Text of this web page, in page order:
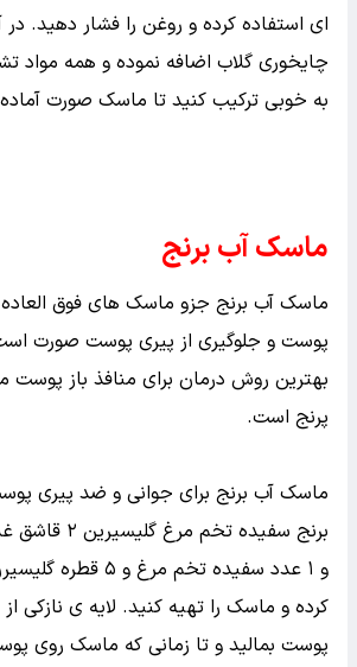
یک لیوان آب سرد
آن اضافه کنید. آن را روی شعله کم بگذارید
نرم شود بگذارید بپزد. آنگاه آب اضافی را
آنگاه یک قاشق غذاخوری از شیر گرم و عسل
کنید. بعد، از یک سوزن برای ایجاد سوراخ
ای استفاده کرده و روغن را فشار دهید.
چایخوری گلاب اضافه نموده و همه مواد
به خوبی ترکیب کنید تا ماسک صورت
ماسک آب برنج
ماسک آب برنج جزو ماسک های فوق العاده
پوست و جلوگیری از پیری پوست صورت